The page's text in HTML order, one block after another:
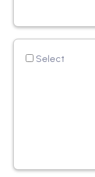
Select